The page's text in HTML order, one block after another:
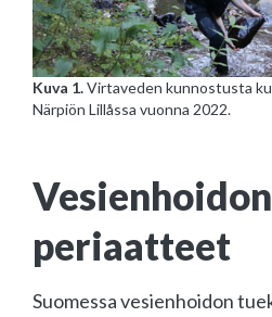
Kuva 1.Virtaveden kunnostusta
Närpiön Lillåssa vuonna 2022.
Vesienhoidon
periaatteet
Suomessa vesienhoidon